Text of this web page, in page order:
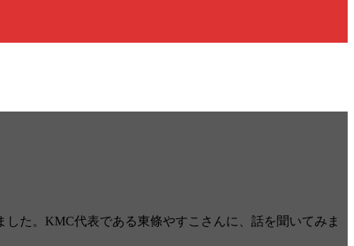
た。KMC代表である東條やすこさんに、話を聞いてみま